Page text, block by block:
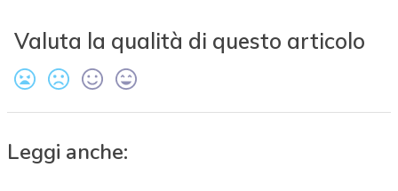
Valuta la qualità di questo articolo
Leggi anche: